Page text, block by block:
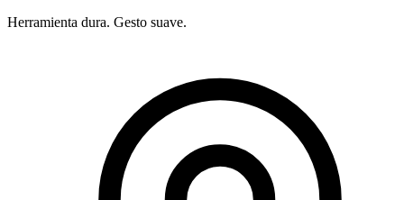
Herramienta dura. Gesto suave.